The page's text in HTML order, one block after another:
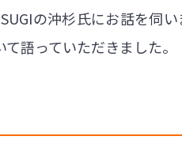
の沖杉氏にお話を伺い
語っていただきました。